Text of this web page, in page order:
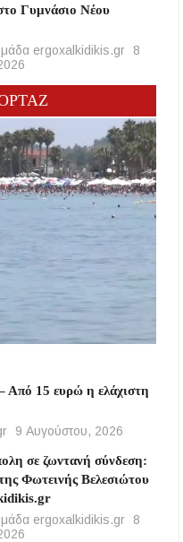
Γυμνάσιο Νέου
ergoxalkidikis.gr
8
Από 15 ευρώ η ελάχιστη
9 Αυγούστου, 2026
σε ζωντανή σύνδεση:
Φωτεινής Βελεσιώτου
ergoxalkidikis.gr
8